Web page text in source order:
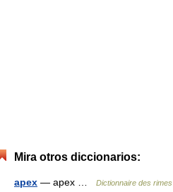
Mira otros diccionarios:
apex — apex … Dictionnaire des rimes